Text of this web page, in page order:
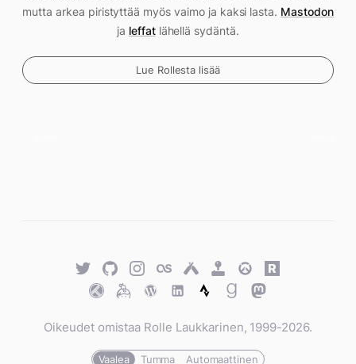
mutta arkea piristyttää myös vaimo ja kaksi lasta. Mastodon
ja leffatlähellä sydäntä.
Lue Rollesta lisää
TwitterGitHubTwitterLast.fmUntappd
Retro
Achievements
Overwatch
Rawg.io
TraktKeybaseWordPress
WordPress
StravaGoodreads
Mastodon
Oikeudet omistaa Rolle Laukkarinen, 1999-2026.
Vaalea Tumma Automaattinen